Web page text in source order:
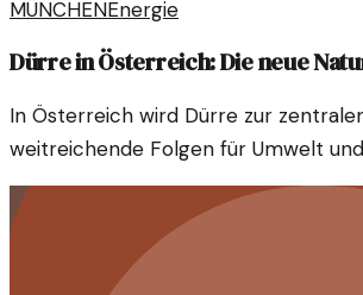
MÜNCHENEnergie
Dürre in Österreich: Die neue
In Österreich wird Dürre zur
weitreichende Folgen für Umwelt und
Energieversorgung hat. Die
und fehlenden Niederschläge stellen
Herausforderung dar.